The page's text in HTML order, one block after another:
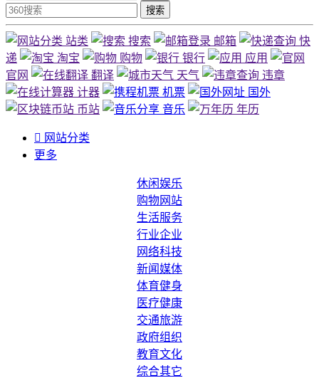
搜索
站类 搜索 邮箱
快
递
淘宝 购物 银行
应用
官网
翻译 天气
违章
计器
机票
国外
币站
音乐 年历
 网站分类
更多
休闲娱乐
购物网站
生活服务
行业企业
网络科技
新闻媒体
体育健身
医疗健康
交通旅游
政府组织
教育文化
综合其它